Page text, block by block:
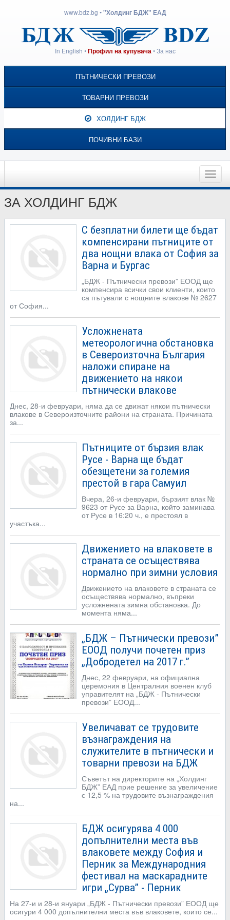
www.bdz.bg •"Холдинг БДЖ" ЕАД
In English •Профил на купувача •За нас
ПЪТНИЧЕСКИ ПРЕВОЗИ
ТОВАРНИ ПРЕВОЗИ
ХОЛДИНГ БДЖ
ПОЧИВНИ БАЗИ
Toggle
ЗА ХОЛДИНГ БДЖ
С безплатни билети ще бъдат
компенсирани пътниците от
два нощни влака от София за
Варна и Бургас
„БДЖ - Пътнически превози” ЕООД ще
компенсира всички свои клиенти, които
са пътували с нощните влакове № 2627
от София...
Усложнената
метеорологична обстановка
в Североизточна България
наложи спиране на
движението на някои
пътнически влакове
Днес, 28-и февруари, няма да се движат някои пътнически
влакове в Североизточните райони на страната. Причината
за...
Пътниците от бързия влак
Русе - Варна ще бъдат
обезщетени за големия
престой в гара Самуил
Вчера, 26-и февруари, бързият влак №
9623 от Русе за Варна, който заминава
от Русе в 16:20 ч., е престоял в
участъка...
Движението на влаковете в
страната се осъществява
нормално при зимни условия
Движението на влаковете в страната се
осъществява нормално, въпреки
усложнената зимна обстановка. До
момента няма...
„БДЖ – Пътнически превози”
ЕООД получи почетен приз
„Добродетел на 2017 г.”
Днес, 22 февруари, на официална
церемония в Централния военен клуб
управителят на „БДЖ - Пътнически
превози” ЕООД...
Увеличават се трудовите
възнаграждения на
служителите в пътнически и
товарни превози на БДЖ
Съветът на директорите на „Холдинг
БДЖ” ЕАД прие решение за увеличение
с 12,5 % на трудовите възнаграждения
на...
БДЖ осигурява 4 000
допълнителни места във
влаковете между София и
Перник за Международния
фестивал на маскарадните
игри „Сурва” - Перник
На 27-и и 28-и януари „БДЖ - Пътнически превози” ЕООД ще
осигури 4 000 допълнителни места във влаковете, които се...